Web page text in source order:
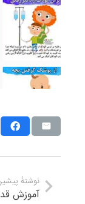
نوشتهٔ
آموزش